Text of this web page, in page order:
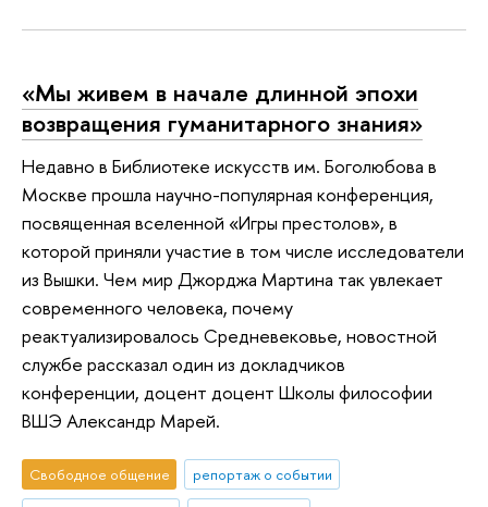
«Мы живем в начале длинной эпохи
возвращения гуманитарного знания»
Недавно в Библиотеке искусств им. Боголюбова в
Москве прошла научно-популярная конференция,
посвященная вселенной «Игры престолов», в
которой приняли участие в том числе исследователи
из Вышки. Чем мир Джорджа Мартина так увлекает
современного человека, почему
реактуализировалось Средневековье, новостной
службе рассказал один из докладчиков
конференции, доцент доцент Школы философии
ВШЭ Александр Марей.
Свободное общение
репортаж о событии